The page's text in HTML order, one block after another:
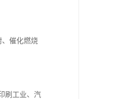
、催化燃烧
刷工业、汽